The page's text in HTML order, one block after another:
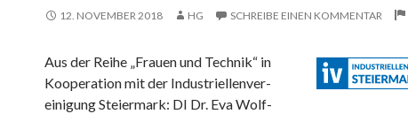
12. NOVEMBER 2018 HG SCHREIBE EINEN KOMMENTAR
Aus der Reihe „Frauen und Technik“ in
Kooperation mit der Industriellenver-
einigung Steiermark: DI Dr. Eva Wolf-